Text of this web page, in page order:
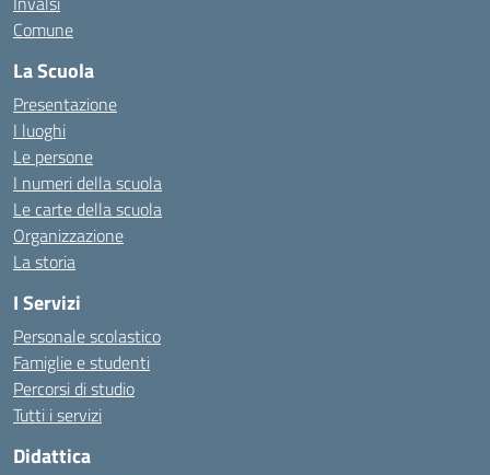
Comune
La Scuola
Presentazione
I luoghi
Le persone
I numeri della scuola
Le carte della scuola
Organizzazione
La storia
I Servizi
Personale scolastico
Famiglie e studenti
Percorsi di studio
Tutti i servizi
Didattica